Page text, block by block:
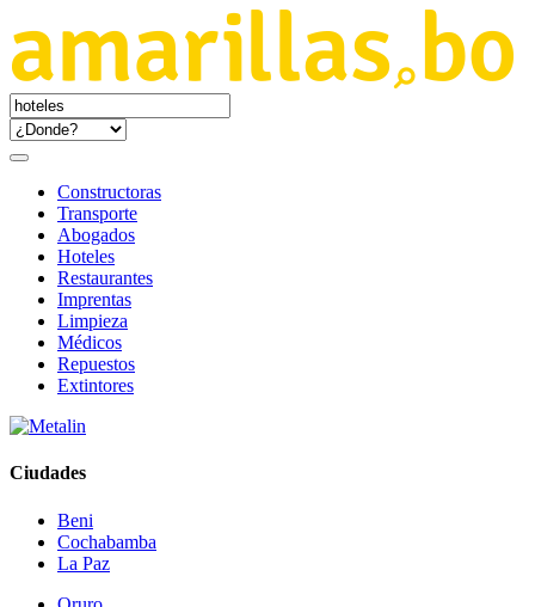
Constructoras
Transporte
Abogados
Hoteles
Restaurantes
Imprentas
Limpieza
Médicos
Repuestos
Extintores
Ciudades
Beni
Cochabamba
La Paz